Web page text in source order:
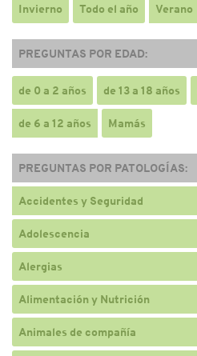
Invierno Todo el año Verano
PREGUNTAS POR EDAD:
de 0 a 2 años de 13 a 18 años
de 6 a 12 años Mamás
PREGUNTAS POR PATOLOGÍAS:
Accidentes y Seguridad
Adolescencia
Alergias
Alimentación y Nutrición
Animales de compañía